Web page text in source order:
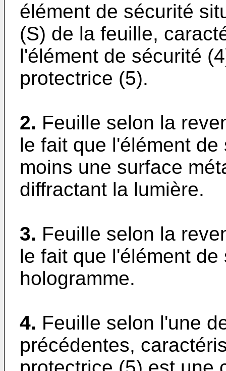
élément de sécurité
(S) de la feuille,
l'élément de sécurité
protectrice (5).
2. Feuille selon la
le fait que l'élément
moins une surface
diffractant la lumière.
3. Feuille selon la
le fait que l'élément
hologramme.
4. Feuille selon l'une
précédentes,